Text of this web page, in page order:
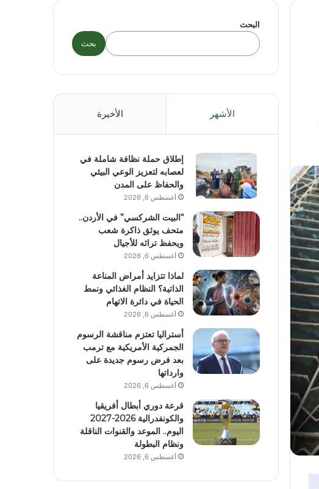
البحث
بحث
الأشهر الأخيرة
إطلاق حملة نظافة شاملة في
لعصابه لتعزيز الوعي البيئي
والحفاظ على المدن
أغسطس 6, 2026
“البيت الشركسي” في الأردن..
متحف يوثق ذاكرة شعب
ويحفظ تراثه للأجيال
أغسطس 6, 2026
لماذا تتزايد أمراض المناعة
الذاتية؟ النظام الغذائي ونمط
الحياة في دائرة الاتهام
أغسطس 6, 2026
أستراليا تعتزم مناقشة الرسوم
الجمركية الأمريكية مع ترمب
بعد فرض رسوم جديدة على
وارداتها
أغسطس 6, 2026
قرعة دوري أبطال أفريقيا
والكونفدرالية 2026-2027
اليوم.. الموعد والقنوات الناقلة
ونظام البطولة
أغسطس 6, 2026